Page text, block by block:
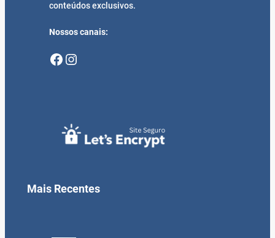
conteúdos exclusivos.
Nossos canais:
Facebook Instagram
Mais Recentes